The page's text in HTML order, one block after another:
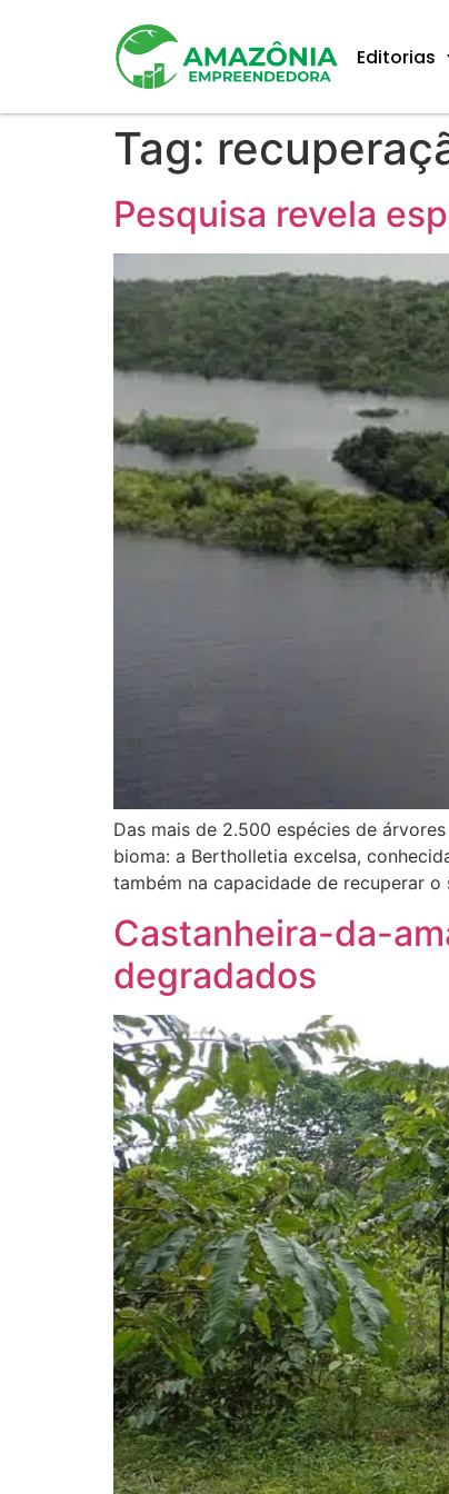
Editorias
Tag:
Pesquisa revela
Das mais de 2.500 espécies de
bioma: a Bertholletia excelsa,
também na capacidade de recuperar
Castanheira-da-
degradados